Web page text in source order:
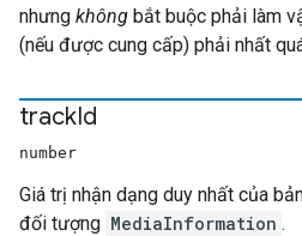
nhưng không bắt buộc phải làm
(nếu được cung cấp) phải nhất
trackId
number
Giá trị nhận dạng duy nhất của
đối tượng MediaInformation .